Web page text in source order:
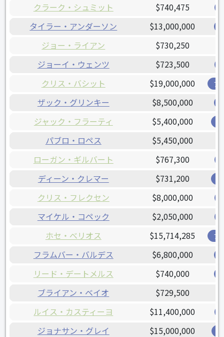
クラーク・シュミット $740,475
タイラー・アンダーソン $13,000,000
ジョー・ライアン $730,250
ジョーイ・ウェンツ $723,500
クリス・バシット $19,000,000 ブ
ザック・グリンキー $8,500,000
ジャック・フラーティ $5,400,000
パブロ・ロペス $5,450,000
ローガン・ギルバート $767,300
ディーン・クレマー $731,200
クリス・フレクセン $8,000,000
マイケル・コペック $2,050,000
ホセ・べリオス $15,714,285 ブ
フラムバー・バルデス $6,800,000
リード・デートメルス $740,000
ブライアン・ベイオ $729,500
ルイス・カスティーヨ $11,400,000
ジョナサン・グレイ $15,000,000